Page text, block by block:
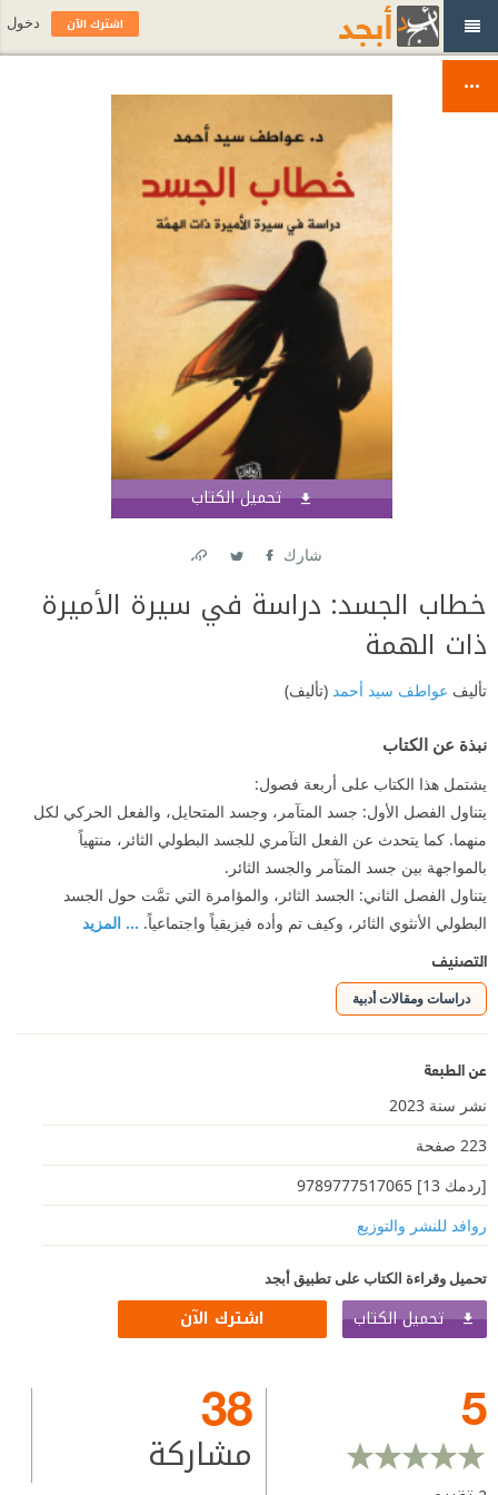
تحميل الكتاب
شارك
خطاب الجسد: دراسة في سيرة الأميرة
ذات الهمة
تأليف عواطف سيد أحمد (تأليف)
نبذة عن الكتاب
يشتمل هذا الكتاب على أربعة فصول:
يتناول الفصل الأول: جسد المتآمر، وجسد المتحايل، والفعل الحركي لكل
منهما. كما يتحدث عن الفعل التآمري للجسد البطولي الثائر، منتهياً
بالمواجهة بين جسد المتآمر والجسد الثائر.
يتناول الفصل الثاني: الجسد الثائر، والمؤامرة التي تمَّت حول الجسد
البطولي الأنثوي الثائر، وكيف تم وأده فيزيقياً واجتماعياً. ... المزيد
التصنيف
دراسات ومقالات أدبية
عن الطبعة
نشر سنة 2023
223 صفحة
[ردمك 13] 9789777517065
روافد للنشر والتوزيع
تحميل وقراءة الكتاب على تطبيق أبجد
تحميل الكتاب اشترك الآن
5
38
مشاركة
اشترك الآن دخول